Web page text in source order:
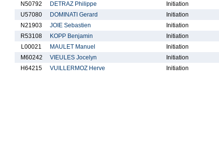
N50792
DETRAZ Philippe
Initiation
U57080
DOMINATI Gerard
Initiation
N21903
JOIE Sebastien
Initiation
R53108
KOPP Benjamin
Initiation
L00021
MAULET Manuel
Initiation
M60242
VIEULES Jocelyn
Initiation
H64215
VUILLERMOZ Herve Initiation